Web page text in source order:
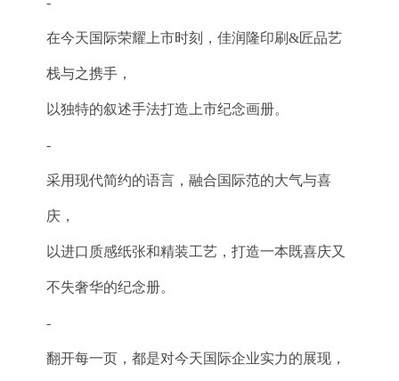
在今天国际荣耀上市时刻，佳润隆印刷&匠品艺
栈与之携手，
以独特的叙述手法打造上市纪念画册。
-
采用现代简约的语言，融合国际范的大气与喜
庆，
以进口质感纸张和精装工艺，打造一本既喜庆又
不失奢华的纪念册。
-
翻开每一页，都是对今天国际企业实力的展现，